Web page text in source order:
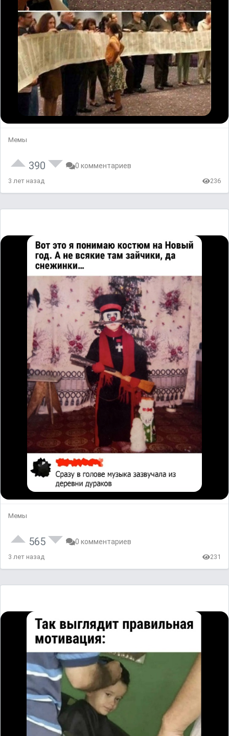
Мемы
390 0 комментариев
3 лет назад 236
Мемы
565 0 комментариев
3 лет назад 231